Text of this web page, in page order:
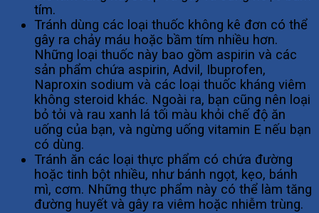
tím.
Tránh dùng các loại thuốc không kê đơn có thể
gây ra chảy máu hoặc bầm tím nhiều hơn.
Những loại thuốc này bao gồm aspirin và các
sản phẩm chứa aspirin, Advil, Ibuprofen,
Naproxin sodium và các loại thuốc kháng viêm
không steroid khác. Ngoài ra, bạn cũng nên loại
bỏ tỏi và rau xanh lá tối màu khỏi chế độ ăn
uống của bạn, và ngừng uống vitamin E nếu bạn
có dùng.
Tránh ăn các loại thực phẩm có chứa đường
hoặc tinh bột nhiều, như bánh ngọt, kẹo, bánh
mì, cơm. Những thực phẩm này có thể làm tăng
đường huyết và gây ra viêm hoặc nhiễm trùng.